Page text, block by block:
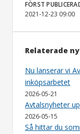
FÖRST
2021-12-23 09:00
Relaterade
Nu lanserar vi
inköpsarbetet
2026-05-21
Avtalsnyheter
2026-05-15
Så hittar du